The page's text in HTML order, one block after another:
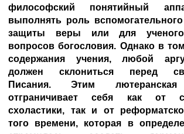
философский понятийный
выполнять роль
защиты веры или для ученого
вопросов богословия. Однако в
содержания учения, любой
должен склониться перед
Писания. Этим лютеранская
отграничивает себя как от
схоластики, так и от
того времени, которая в